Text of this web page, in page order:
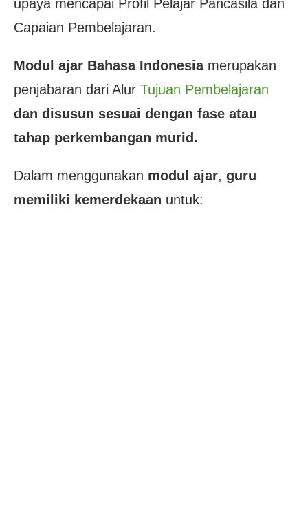
upaya mencapai Profil Pelajar Pancasila dan
Capaian Pembelajaran.
Modul ajar Bahasa Indonesia merupakan
penjabaran dari Alur Tujuan Pembelajaran
dan disusun sesuai dengan fase atau
tahap perkembangan murid.
Dalam menggunakan modul ajar, guru
memiliki kemerdekaan untuk: